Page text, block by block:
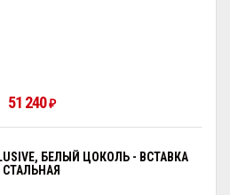
51 240₽
БЕЛЫЙ ЦОКОЛЬ - ВСТАВКА
СТАЛЬНАЯ